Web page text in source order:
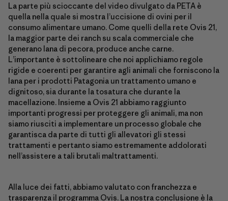
La parte più scioccante del video divulgato da PETA è
quella nella quale si mostra l’uccisione di ovini per il
consumo alimentare umano. Come quelli della rete Ovis 21,
la maggior parte dei ranch su scala commerciale che
generano lana di pecora, produce anche carne.
L’importante è sottolineare che noi applichiamo regole
rigide e coerenti per garantire agli animali che forniscono la
lana per i prodotti Patagonia un trattamento umano e
dignitoso, sia durante la tosatura che durante la
macellazione. Insieme a Ovis 21 abbiamo raggiunto
importanti progressi per proteggere gli animali, ma non
siamo riusciti a implementare un processo globale che
garantisca da parte di tutti gli allevatori gli stessi
trattamenti e pertanto siamo estremamente addolorati
nell’assistere a tali brutali maltrattamenti.
Alla luce dei fatti, abbiamo valutato con franchezza e
trasparenza il programma Ovis. La nostra conclusione è la